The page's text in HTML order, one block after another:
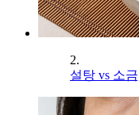
2.
설탕 vs 소